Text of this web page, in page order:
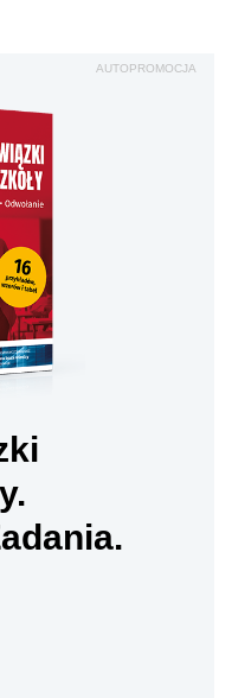
AUTOPROMOCJA